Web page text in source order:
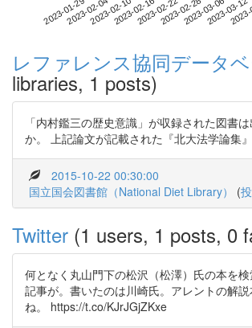
2023-01-292023-02-042023-02-102023-02-162023-02-222023-02-282023-03-062023-03-12
レファレンス協同データ
libraries, 1 posts)
「内村鑑三の歴史意識」が収録された図書
か。 上記論文が記載された『北大法学論集』
2015-10-22 00:30:00
国立国会図書館（National Diet Library）
(
Twitter (1 users, 1 posts, 0
何となく丸山門下の松沢（松澤）氏の本を
記事が。書いたのは川崎氏。アレントの解
ね。 https://t.co/KJrJGjZKxe